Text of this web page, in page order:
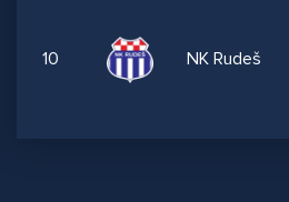
10 NK Rudeš